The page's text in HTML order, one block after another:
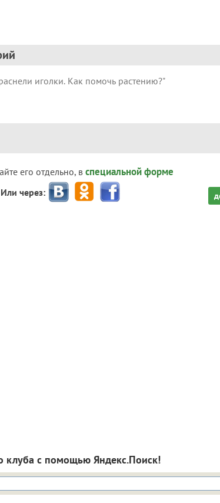
его отдельно, в специальной форме
Или через:
клуба с помощью Яндекс.Поиск!